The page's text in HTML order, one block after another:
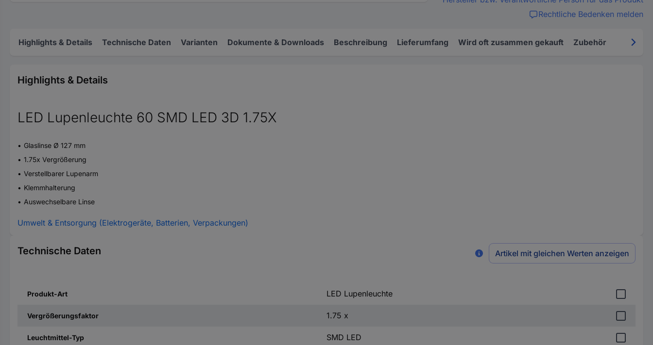
Rechtliche Bedenken melden
Highlights & Details Technische Daten Varianten Dokumente & Downloads Beschreibung Lieferumfang Wird oft zusammen gekauft Zubehör
Highlights & Details
LED Lupenleuchte 60 SMD LED 3D 1.75X
Glaslinse Ø 127 mm
1.75x Vergrößerung
Verstellbarer Lupenarm
Klemmhalterung
Auswechselbare Linse
Umwelt & Entsorgung (Elektrogeräte, Batterien, Verpackungen)
Technische Daten Artikel mit gleichen Werten anzeigen
Produkt-Art LED Lupenleuchte
Vergrößerungsfaktor 1.75 x
Leuchtmittel-Typ SMD LED